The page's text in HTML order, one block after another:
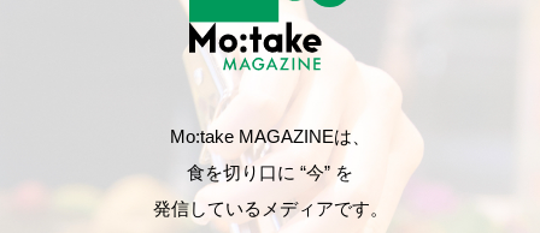
Mo:take MAGAZINEは、
食を切り口に “今” を
発信しているメディアです。